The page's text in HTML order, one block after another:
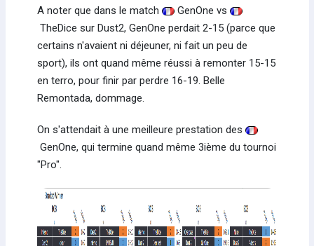
A noter que dans le match
GenOne vs
TheDice sur Dust2, GenOne perdait 2-15 (parce que
certains n'avaient ni déjeuner, ni fait un peu de
sport), ils ont quand même réussi à remonter 15-15
en terro, pour finir par perdre 16-19. Belle
Remontada, dommage.
On s'attendait à une meilleure prestation des
GenOne, qui termine quand même 3ième du tournoi
"Pro".